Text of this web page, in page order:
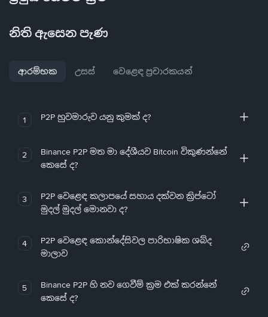
නිති ඇසෙන පැණ
ආරම්භක උසස් වෙළෙඳ ප්‍රචාරකයන්
1 P2P හුවමාරුව යනු කුමක් ද?
2
Binance P2P මත මා දේශීයව Bitcoin විකුණන්නේ
කෙසේ ද?
3
P2P වෙළෙඳ කලාපයේ සහාය දක්වන ක්‍රිප්ටෝ
මුදල් මුදල් මොනවා ද?
4
P2P වෙළෙඳ කොන්දේසිවල පාරිභාෂික ශබ්ද
මාලාව
5
Binance P2P හි නව ගෙවීම් ක්‍රම එක් කරන්නේ
කෙසේ ද?